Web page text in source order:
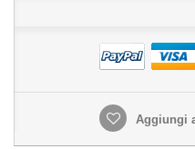
Aggiungi